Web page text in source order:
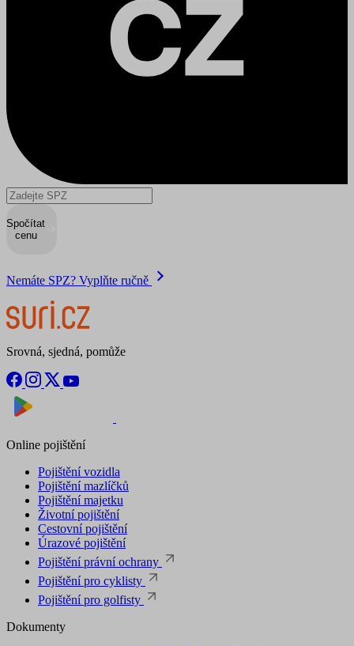
Spočítat
cenu
Nemáte SPZ? Vyplňte ručně
Srovná, sjedná, pomůže
Online pojištění
Pojištění vozidla
Pojištění mazlíčků
Pojištění majetku
Životní pojištění
Cestovní pojištění
Úrazové pojištění
Pojištění právní ochrany
Pojištění pro cyklisty
Pojištění pro golfisty
Dokumenty